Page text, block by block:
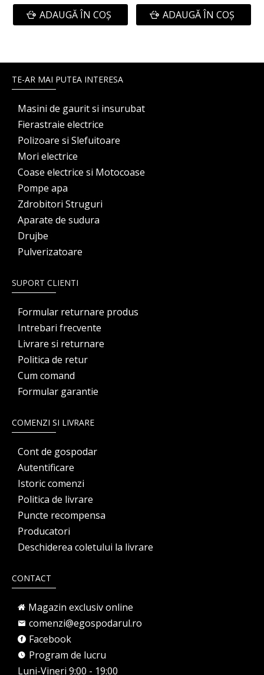
ADAUGĂ ÎN COŞ ADAUGĂ ÎN COŞ
TE-AR MAI PUTEA INTERESA
Masini de gaurit si insurubat
Fierastraie electrice
Polizoare si Slefuitoare
Mori electrice
Coase electrice si Motocoase
Pompe apa
Zdrobitori Struguri
Aparate de sudura
Drujbe
Pulverizatoare
SUPORT CLIENTI
Formular returnare produs
Intrebari frecvente
Livrare si returnare
Politica de retur
Cum comand
Formular garantie
COMENZI SI LIVRARE
Cont de gospodar
Autentificare
Istoric comenzi
Politica de livrare
Puncte recompensa
Producatori
Deschiderea coletului la livrare
CONTACT
Magazin exclusiv online
comenzi@egospodarul.ro
Facebook
Program de lucru
Luni-Vineri 9:00 - 19:00